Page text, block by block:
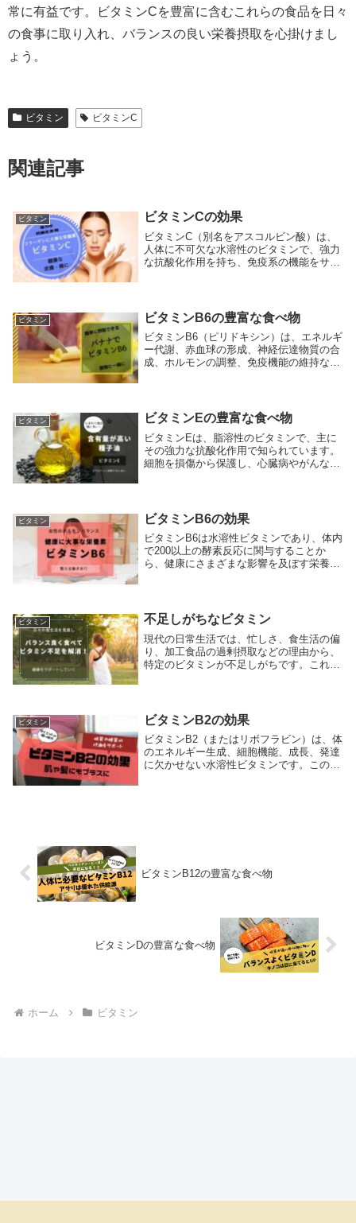
常に有益です。ビタミンCを豊富に含むこれらの食品を日々
の食事に取り入れ、バランスの良い栄養摂取を心掛けまし
ょう。
ビタミン ビタミンC
関連記事
ビタミン ビタミンCの効果
ビタミンC（別名をアスコルビン酸）は、
人体に不可欠な水溶性のビタミンで、強力
な抗酸化作用を持ち、免疫系の機能をサポ
体内で生成され...
ビタミン ビタミンB6の豊富な食べ物
ビタミンB6（ピリドキシン）は、エネルギ
ー代謝、赤血球の形成、神経伝達物質の合
成、ホルモンの調整、免疫機能の維持な
維持、皮膚...
ビタミン ビタミンEの豊富な食べ物
ビタミンEは、脂溶性のビタミンで、主に
その強力な抗酸化作用で知られています。
細胞を損傷から保護し、心臓病やがんなど
立ちます。ビ...
ビタミン ビタミンB6の効果
ビタミンB6は水溶性ビタミンであり、体内
で200以上の酵素反応に関与することか
ら、健康にさまざまな影響を及ぼす栄養素
ます。また...
ビタミン 不足しがちなビタミン
現代の日常生活では、忙しさ、食生活の偏
り、加工食品の過剰摂取などの理由から、
特定のビタミンが不足しがちです。これら
影響、および...
ビタミン ビタミンB2の効果
ビタミンB2（またはリボフラビン）は、体
のエネルギー生成、細胞機能、成長、発達
に欠かせない水溶性ビタミンです。このビ
ビタミンB12の豊富な食べ物
ビタミンDの豊富な食べ物
ホーム ビタミン